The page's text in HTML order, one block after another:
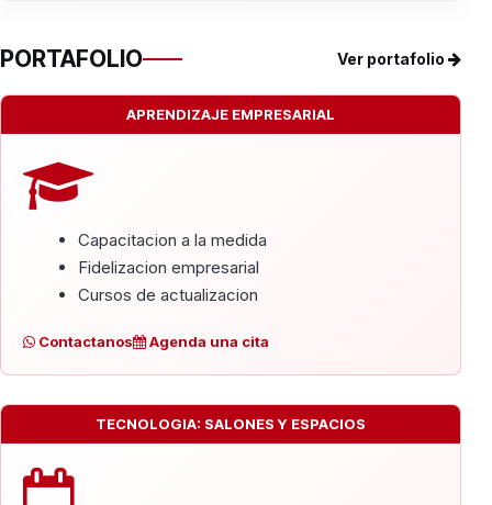
PORTAFOLIO Ver portafolio
APRENDIZAJE EMPRESARIAL
Capacitacion a la medida
Fidelizacion empresarial
Cursos de actualizacion
Contactanos Agenda una cita
TECNOLOGIA: SALONES Y ESPACIOS